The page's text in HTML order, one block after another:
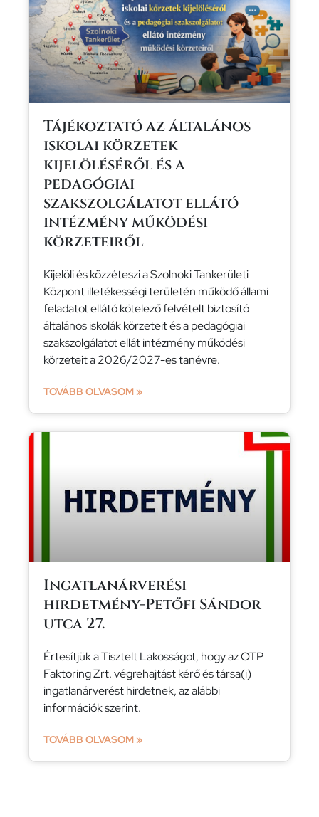
Tájékoztató az általános
iskolai körzetek
kijelöléséről és a
pedagógiai
szakszolgálatot ellátó
intézmény működési
körzeteiről
Kijelöli és közzéteszi a Szolnoki Tankerületi
Központ illetékességi területén működő állami
feladatot ellátó kötelező felvételt biztosító
általános iskolák körzeteit és a pedagógiai
szakszolgálatot ellát intézmény működési
körzeteit a 2026/2027-es tanévre.
TOVÁBB OLVASOM »
Ingatlanárverési
hirdetmény-Petőfi Sándor
utca 27.
Értesítjük a Tisztelt Lakosságot, hogy az OTP
Faktoring Zrt. végrehajtást kérő és társa(i)
ingatlanárverést hirdetnek, az alábbi
információk szerint.
TOVÁBB OLVASOM »